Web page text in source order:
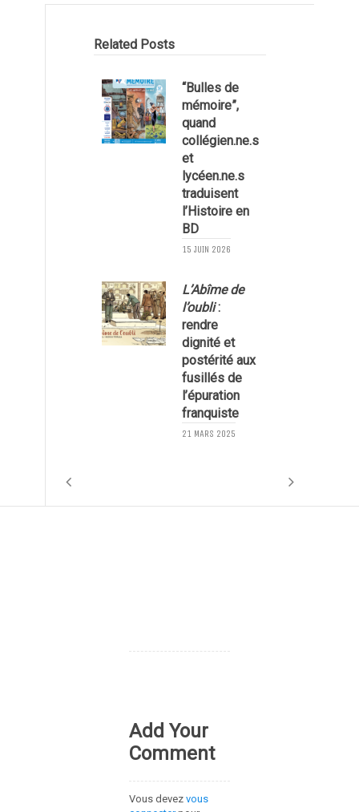
Related Posts
“Bulles de
mémoire”,
quand
collégien.ne.s
et
lycéen.ne.s
traduisent
l’Histoire en
BD
15 JUIN 2026
L’Abîme de
l’oubli:
rendre
dignité et
postérité aux
fusillés de
l’épuration
franquiste
21 MARS 2025
Add Your
Comment
Vous devez vous